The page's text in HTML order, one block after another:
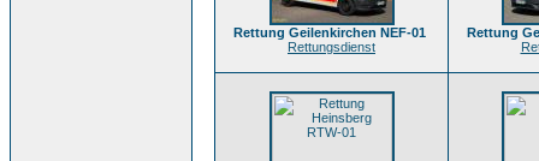
Rettung Geilenkirchen NEF-01
Rettungsdienst
Rettung